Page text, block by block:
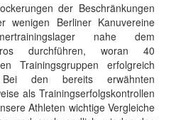
der Beschränkungen
Berliner Kanuvereine
nahe dem
durchführen, woran 40
Trainingsgruppen erfolgreich
Bei den bereits erwähnten
als Trainingserfolgskontrollen
Athleten wichtige Vergleiche